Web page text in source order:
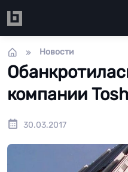
Новости
компании
30.03.2017